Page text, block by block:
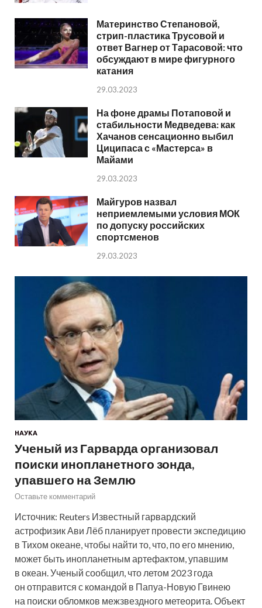
Материнство Степановой,
стрип-пластика Трусовой и
ответ Вагнер от Тарасовой: что
обсуждают в мире фигурного
катания
29.03.2023
На фоне драмы Потаповой и
стабильности Медведева: как
Хачанов сенсационно выбил
Циципаса с «Мастерса» в
Майами
29.03.2023
Майгуров назвал
неприемлемыми условия МОК
по допуску российских
спортсменов
29.03.2023
НАУКА
Ученый из Гарварда организовал
поиски инопланетного зонда,
упавшего на Землю
Оставьте комментарий
Источник: Reuters Известный гарвардский
астрофизик Ави Лёб планирует провести экспедицию
в Тихом океане, чтобы найти то, что, по его мнению,
может быть инопланетным артефактом, упавшим
в океан. Ученый сообщил, что летом 2023 года
он отправится с командой в Папуа-Новую Гвинею
на поиски обломков межзвездного метеорита. Объект